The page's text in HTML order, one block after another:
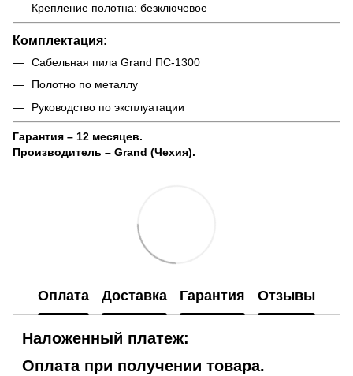
Крепление полотна: безключевое
Комплектация:
Сабельная пила Grand ПС-1300
Полотно по металлу
Руководство по эксплуатации
Гарантия – 12 месяцев.
Производитель – Grand (Чехия).
Оплата Доставка Гарантия Отзывы
Наложенный платеж:
Оплата при получении товара.